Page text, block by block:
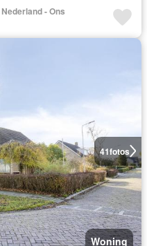
- Ons
41fotos
Woning